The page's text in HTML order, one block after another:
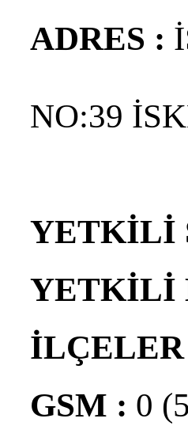
ADRES :
NO:39
YETKİLİ
YETKİLİ
GSM : 0